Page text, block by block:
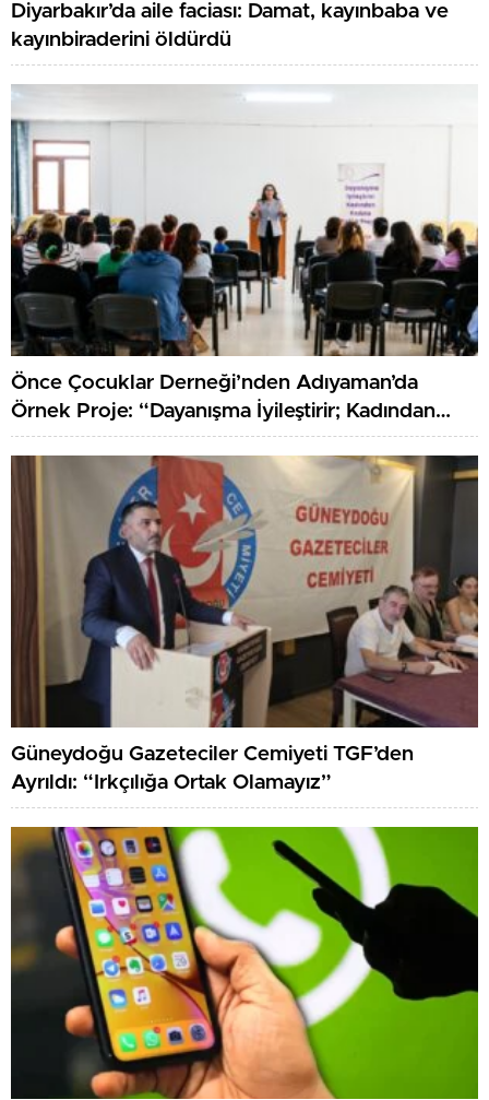
Diyarbakır’da aile faciası: Damat, kayınbaba ve
kayınbiraderini öldürdü
Önce Çocuklar Derneği’nden Adıyaman’da
Örnek Proje: “Dayanışma İyileştirir; Kadından
Kadına Sağlık”
Güneydoğu Gazeteciler Cemiyeti TGF’den
Ayrıldı: “Irkçılığa Ortak Olamayız”